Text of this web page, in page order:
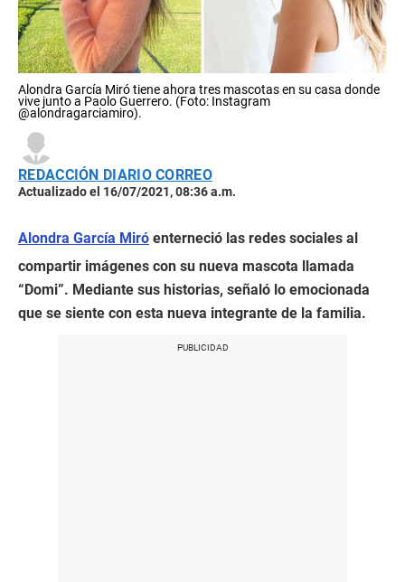
Alondra García Miró tiene ahora tres mascotas en su casa donde
vive junto a Paolo Guerrero. (Foto: Instagram
@alondragarciamiro).
REDACCIÓN DIARIO CORREO
Actualizado el 16/07/2021, 08:36 a.m.
Alondra García Miró enterneció las redes sociales al
compartir imágenes con su nueva mascota llamada
“Domi”. Mediante sus historias, señaló lo emocionada
que se siente con esta nueva integrante de la familia.